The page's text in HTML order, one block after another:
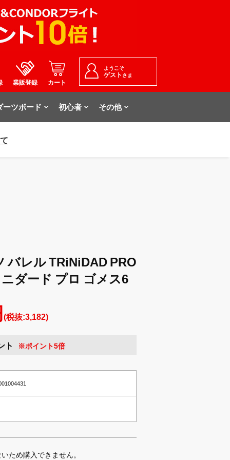
業販登録 カート
ようこそ
ゲスト さま
ーツボード 初心者 その他
バレル TRiNiDAD PRO
ダード プロ ゴメス6
(税抜:3,182)
ト ※ポイント5倍
ため購入できません。